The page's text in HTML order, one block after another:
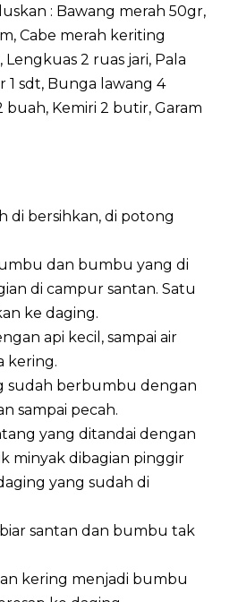
: Bawang merah 50gr,
Cabe merah keriting
2 ruas jari, Pala
1 sdt, Bunga lawang 4
buah, Kemiri 2 butir, Garam
di bersihkan, di potong
dan bumbu yang di
di campur santan. Satu
ke daging.
api kecil, sampai air
kering.
sudah berbumbu dengan
sampai pecah.
yang ditandai dengan
minyak dibagian pinggir
yang sudah di
santan dan bumbu tak
kering menjadi bumbu